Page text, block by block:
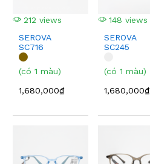
212 views
SEROVA
SC716
(có 1 màu)
1,680,000₫
148 views
SEROVA
SC245
(có 1 màu)
1,680,000₫